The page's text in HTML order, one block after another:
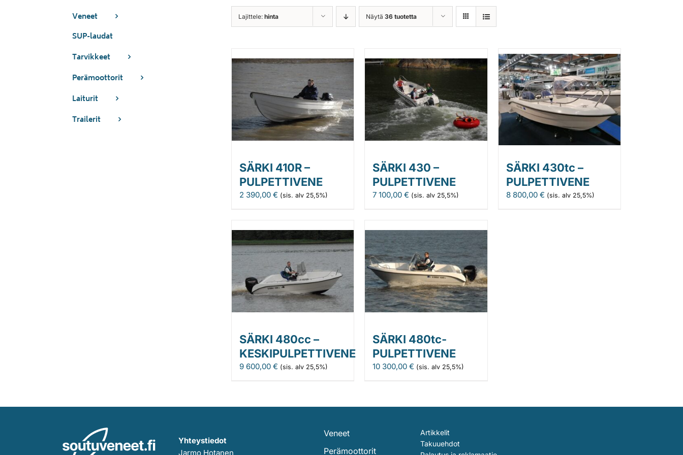
Lajittele: hinta Näytä 36 tuotetta
SÄRKI 410R –
PULPETTIVENE
2 390,00 € (sis. alv 25,5%)
SÄRKI 430 –
PULPETTIVENE
7 100,00€ (sis. alv 25,5%)
SÄRKI 430tc –
PULPETTIVENE
8 800,00 € (sis. alv 25,5%)
SÄRKI 480cc –
KESKIPULPETTIVENE
9 600,00 € (sis. alv 25,5%)
SÄRKI 480tc-
PULPETTIVENE
10 300,00€ (sis. alv 25,5%)
Veneet
SUP-laudat
Tarvikkeet
Perämoottorit
Laiturit
Trailerit
Yhteystiedot
Jarmo Hotanen
Veneet
Perämoottorit
Artikkelit
Takuuehdot